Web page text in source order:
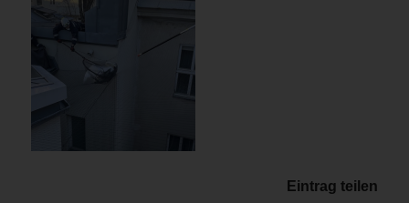
Eintrag teilen